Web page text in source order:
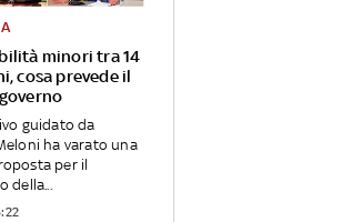
minori tra 14
cosa prevede il
guidato da
ha varato una
per il
della...